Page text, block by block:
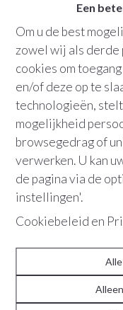
Een
Om u de best
zowel wij als
cookies om
en/of deze op te
technologieën,
mogelijkheid
browsegedrag of
verwerken. U kan
de pagina via de
instellingen'.
Cookiebeleid en
2018Antwerpen
Diercxsensstraat 61
VERKOCHT